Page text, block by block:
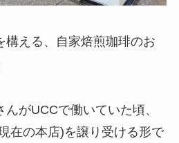
構える、自家焙煎珈琲のお
がUCCで働いていた頃、
在の本店)を譲り受ける形で